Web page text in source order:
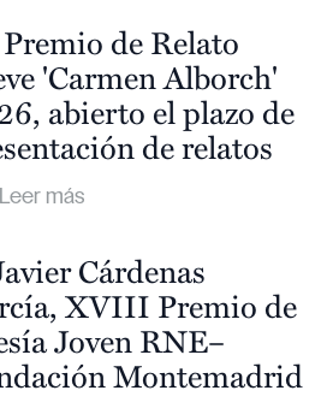
de Relato
'Carmen Alborch'
abierto el plazo de
de relatos
Cárdenas
XVIII Premio de
Joven RNE–
Montemadrid